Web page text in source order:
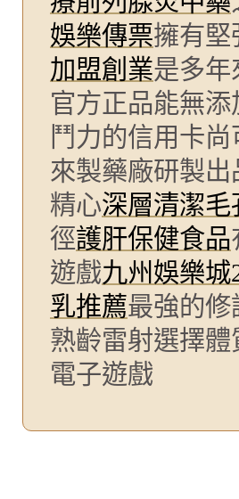
娛樂傳票擁有堅
加盟創業是多年
官方正品能無
鬥力的信用卡
來製藥廠研製出
精心深層清潔毛
徑護肝保健食品
遊戲九州娛樂城
乳推薦最強的
熟齡雷射選擇
電子遊戲